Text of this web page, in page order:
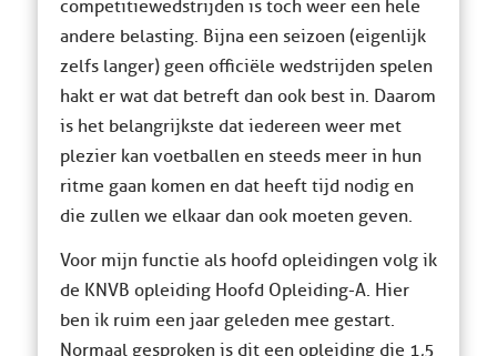
competitiewedstrijden is toch weer een hele
andere belasting. Bijna een seizoen (eigenlijk
zelfs langer) geen officiële wedstrijden spelen
hakt er wat dat betreft dan ook best in. Daarom
is het belangrijkste dat iedereen weer met
plezier kan voetballen en steeds meer in hun
ritme gaan komen en dat heeft tijd nodig en
die zullen we elkaar dan ook moeten geven.
Voor mijn functie als hoofd opleidingen volg ik
de KNVB opleiding Hoofd Opleiding-A. Hier
ben ik ruim een jaar geleden mee gestart.
Normaal gesproken is dit een opleiding die 1,5